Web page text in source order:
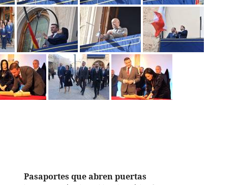
Pasaportes que abren puertas